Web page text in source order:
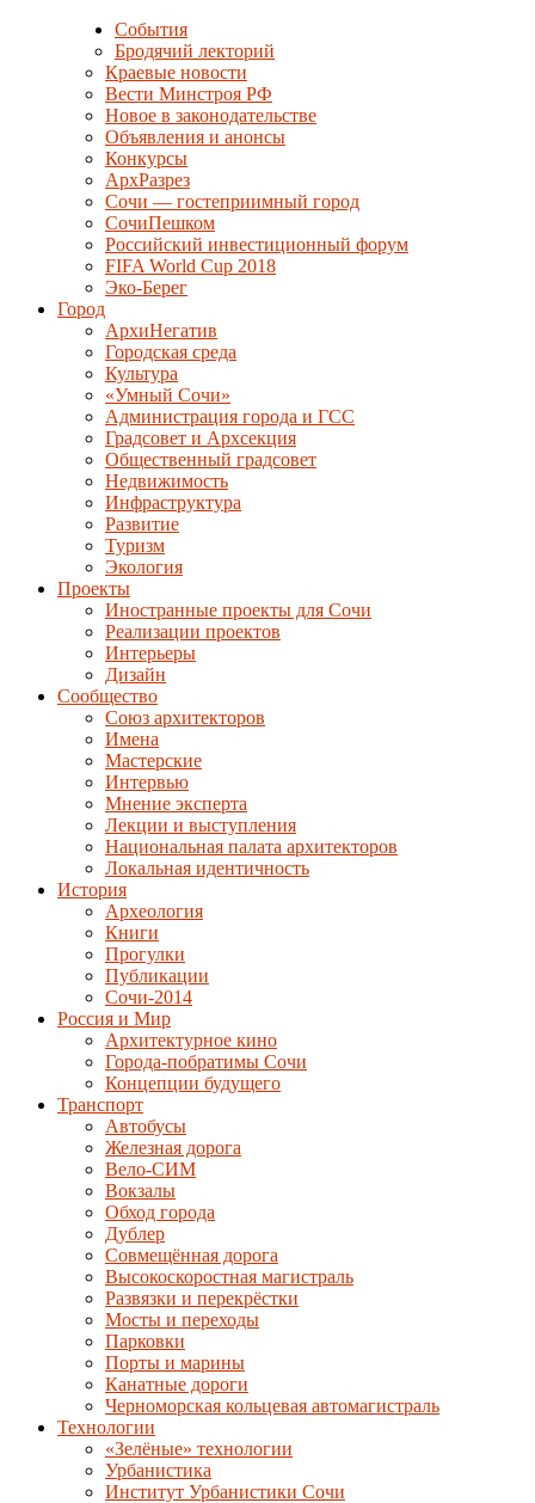
События
Бродячий лекторий
Краевые новости
Вести Минстроя РФ
Новое в законодательстве
Объявления и анонсы
Конкурсы
АрхРазрез
Сочи — гостеприимный город
СочиПешком
Российский инвестиционный форум
FIFA World Cup 2018
Эко-Берег
Город
АрхиНегатив
Городская среда
Культура
«Умный Сочи»
Администрация города и ГСС
Градсовет и Архсекция
Общественный градсовет
Недвижимость
Инфраструктура
Развитие
Туризм
Экология
Проекты
Иностранные проекты для Сочи
Реализации проектов
Интерьеры
Дизайн
Сообщество
Союз архитекторов
Имена
Мастерские
Интервью
Мнение эксперта
Лекции и выступления
Национальная палата архитекторов
Локальная идентичность
История
Археология
Книги
Прогулки
Публикации
Сочи-2014
Россия и Мир
Архитектурное кино
Города-побратимы Сочи
Концепции будущего
Транспорт
Автобусы
Железная дорога
Вело-СИМ
Вокзалы
Обход города
Дублер
Совмещённая дорога
Высокоскоростная магистраль
Развязки и перекрёстки
Мосты и переходы
Парковки
Порты и марины
Канатные дороги
Черноморская кольцевая автомагистраль
Технологии
«Зелёные» технологии
Урбанистика
Институт Урбанистики Сочи